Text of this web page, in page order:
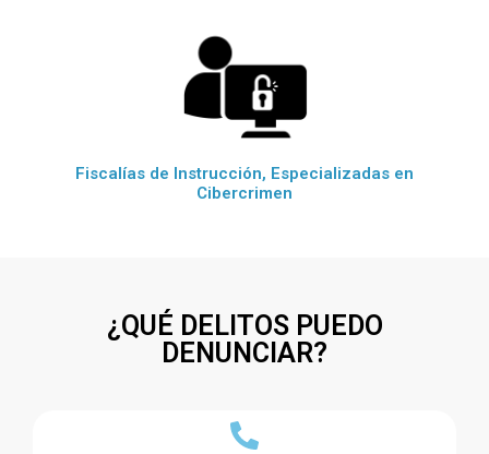
Fiscalías de Instrucción, Especializadas en
Cibercrimen
¿QUÉ DELITOS PUEDO
DENUNCIAR?